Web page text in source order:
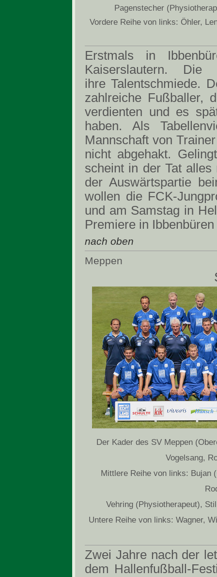
Pagenstecher
Vordere Reihe von links: Öhler,
Erstmals in
Kaiserslautern.
ihre Talentschmiede.
zahlreiche Fußballer,
verdienten und es
haben. Als
Mannschaft von
nicht abgehakt.
scheint in der Tat
der Auswärtspartie
wollen die FCK-
und am Samstag in
Premiere in
nach oben
Meppen
Der Kader des SV Meppen
Vogelsang,
Mittlere Reihe von links: Bujan
Vehring (Physiotherapeut),
Untere Reihe von links: Wagner,
Zwei Jahre nach der
dem Hallenfußball-